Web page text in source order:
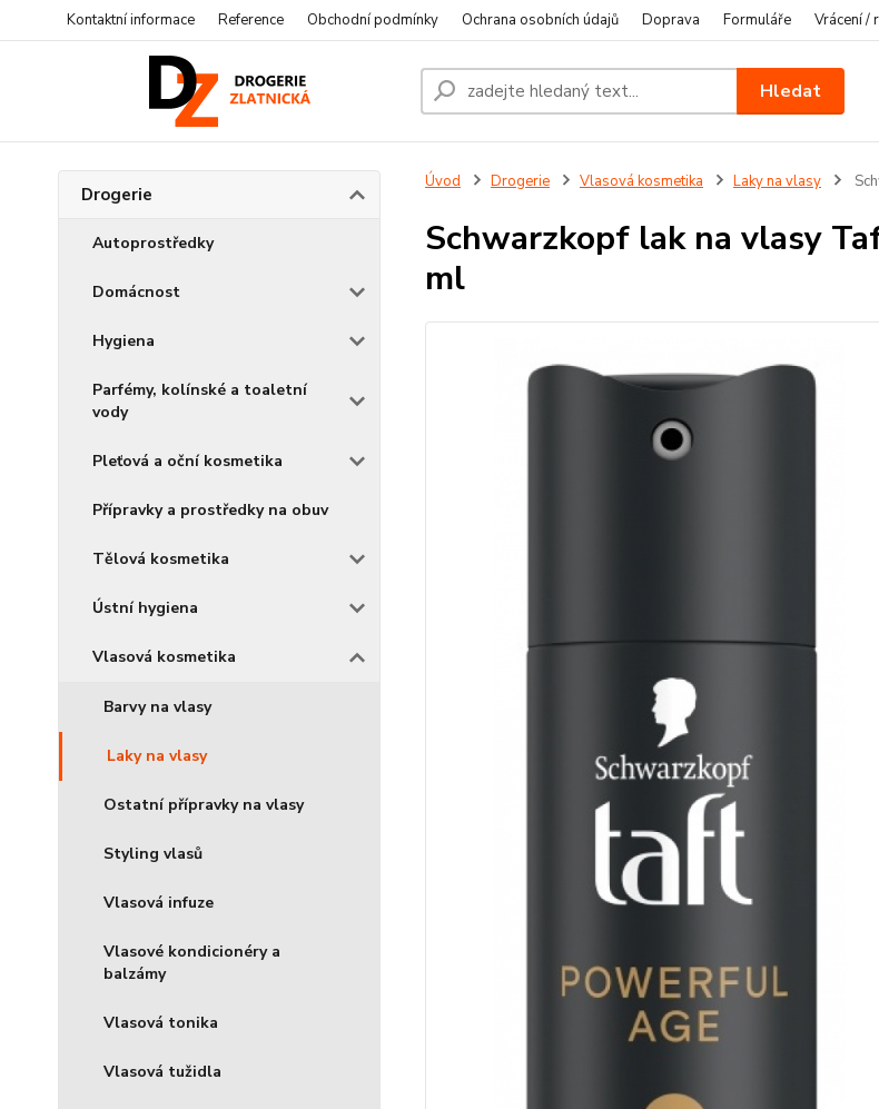
Kontaktní informace Reference Obchodní podmínky Ochrana osobních údajů Doprava Formuláře Vrácení /
Hledat
Drogerie
Autoprostředky
Domácnost
Hygiena
Parfémy, kolínské a toaletní
vody
Pleťová a oční kosmetika
Přípravky a prostředky na obuv
Tělová kosmetika
Ústní hygiena
Vlasová kosmetika
Barvy na vlasy
Laky na vlasy
Ostatní přípravky na vlasy
Styling vlasů
Vlasová infuze
Vlasové kondicionéry a
balzámy
Vlasová tonika
Vlasová tužidla
Úvod Drogerie Vlasová kosmetika Laky na vlasy
Schwarzkopf lak na vlasy
ml